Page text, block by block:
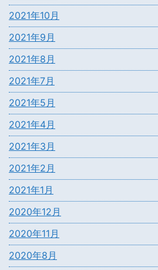
2021年10月
2021年9月
2021年8月
2021年7月
2021年5月
2021年4月
2021年3月
2021年2月
2021年1月
2020年12月
2020年11月
2020年8月